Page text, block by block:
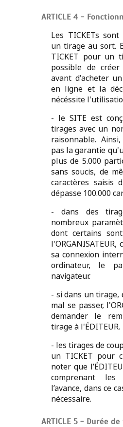
ARTICLE 4 -
Les TICKETs
un tirage au sort.
TICKET pour un
possible de
avant d'acheter
en ligne et la
nécéssite
- le SITE est
tirages avec un
raisonnable. Ainsi,
pas la garantie
plus de 5.000
sans soucis, de
caractères saisis
dépasse 100.000
- dans des
nombreux
dont certains
sa connexion
ordinateur, le
navigateur.
- si dans un tirage,
mal se passer,
demander le
tirage à l'ÉDITEUR.
- les tirages de
un TICKET pour
noter que
comprenant
l’avance, dans ce
nécessaire.
ARTICLE 5 - Durée de